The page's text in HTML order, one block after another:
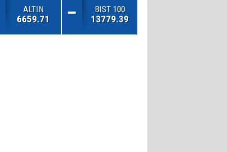
ALTIN
6659.71
BIST 100
13779.39